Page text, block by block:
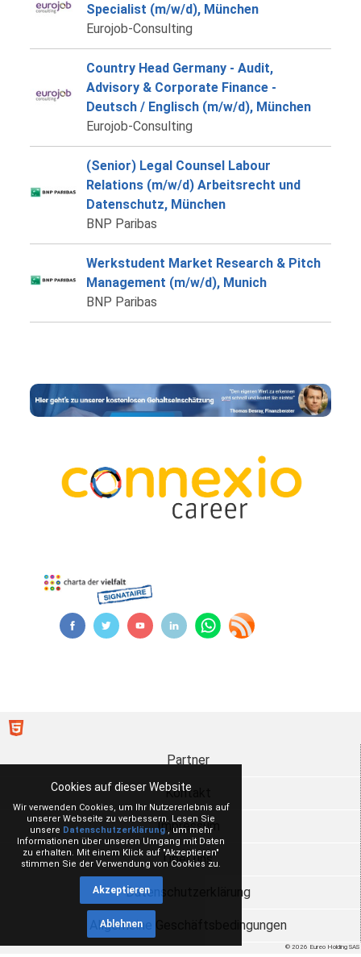
Specialist (m/w/d), München
Eurojob-Consulting
Country Head Germany - Audit,
Advisory & Corporate Finance -
Deutsch / Englisch (m/w/d), München
Eurojob-Consulting
(Senior) Legal Counsel Labour
Relations (m/w/d) Arbeitsrecht und
Datenschutz, München
BNP Paribas
Werkstudent Market Research & Pitch
Management (m/w/d), Munich
BNP Paribas
Cookies auf dieser Website
Wir verwenden Cookies, um Ihr Nutzererlebnis auf
unserer Webseite zu verbessern. Lesen Sie
unsere Datenschutzerklärung, um mehr
Informationen über unseren Umgang mit Daten
zu erhalten. Mit einem Klick auf "Akzeptieren"
stimmen Sie der Verwendung von Cookies zu.
Akzeptieren
Ablehnen
© 2026 Eureo Holding SAS
Partner
Kontakt
Impressum
Über uns
Datenschutzerklärung
Allgemeine Geschäftsbedingungen